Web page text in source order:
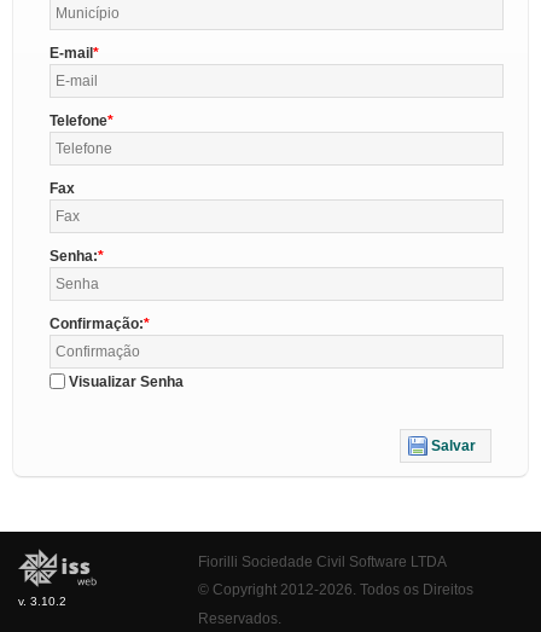
E-mail
Telefone
Fax
Senha:
Confirmação:
Visualizar Senha
Salvar
v. 3.10.2
Fiorilli Sociedade Civil Software LTDA
© Copyright 2012-2026. Todos os Direitos
Reservados.